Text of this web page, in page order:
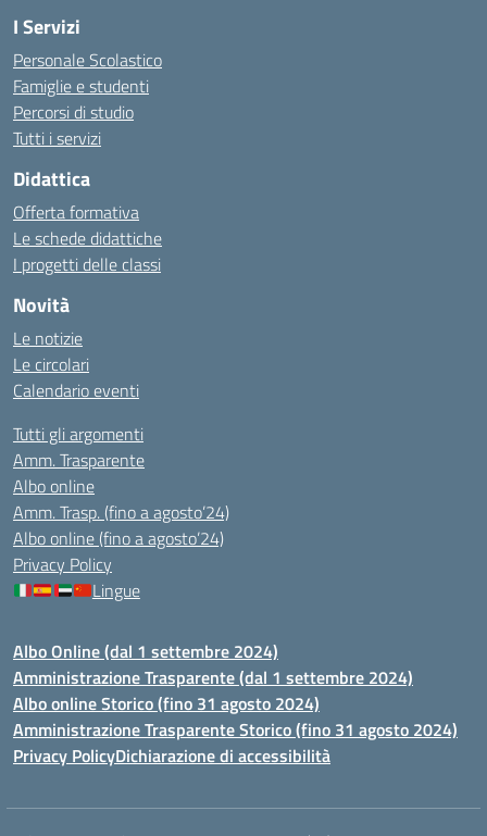
I Servizi
Personale Scolastico
Famiglie e studenti
Percorsi di studio
Tutti i servizi
Didattica
Offerta formativa
Le schede didattiche
I progetti delle classi
Novità
Le notizie
Le circolari
Calendario eventi
Tutti gli argomenti
Amm. Trasparente
Albo online
Amm. Trasp. (fino a agosto’24)
Albo online (fino a agosto’24)
Privacy Policy
Lingue
Albo Online (dal 1 settembre 2024)
Amministrazione Trasparente (dal 1 settembre 2024)
Albo online Storico (fino 31 agosto 2024)
Amministrazione Trasparente Storico (fino 31 agosto 2024)
Privacy PolicyDichiarazione di accessibilità